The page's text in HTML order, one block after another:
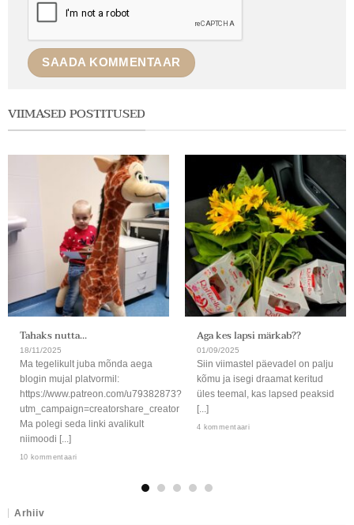
VIIMASED POSTITUSED
Tahaks nutta…
18/11/2025
Ma tegelikult juba mõnda aega
blogin mujal platvormil:
https://www.patreon.com/u79382873?
utm_campaign=creatorshare_creator
Ma polegi seda linki avalikult
niimoodi [...]
10 kommentaari
Aga kes lapsi märkab??
01/09/2025
Siin viimastel päevadel on palju
kõmu ja isegi draamat keritud
üles teemal, kas lapsed peaksid
[...]
4 kommentaari
Arhiiv